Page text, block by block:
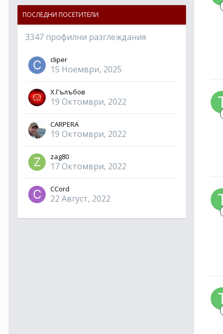
ПОСЛЕДНИ ПОСЕТИТЕЛИ
3347 профилни разглеждания
cliper
15 Ноември, 2025
Х.Гълъбов
19 Октомври, 2022
CARPERA
19 Октомври, 2022
zag80
17 Октомври, 2022
CCord
22 Август, 2022